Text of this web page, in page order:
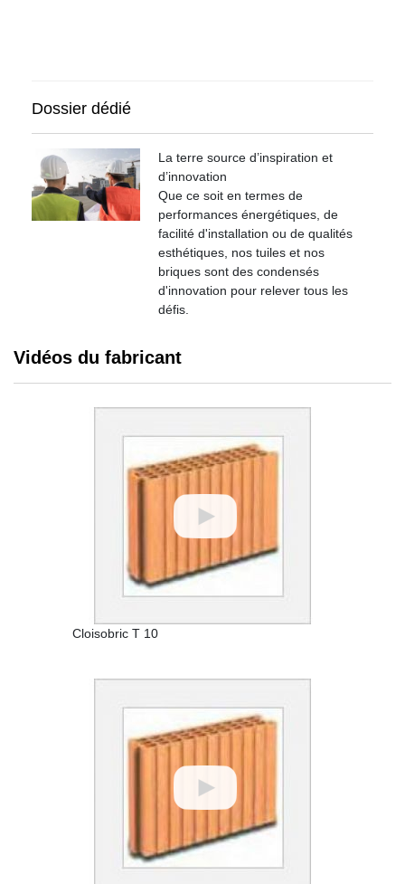
Dossier dédié
La terre source d’inspiration et
d’innovation
Que ce soit en termes de
performances énergétiques, de
facilité d'installation ou de qualités
esthétiques, nos tuiles et nos
briques sont des condensés
d'innovation pour relever tous les
défis.
Vidéos du fabricant
Cloisobric T 10